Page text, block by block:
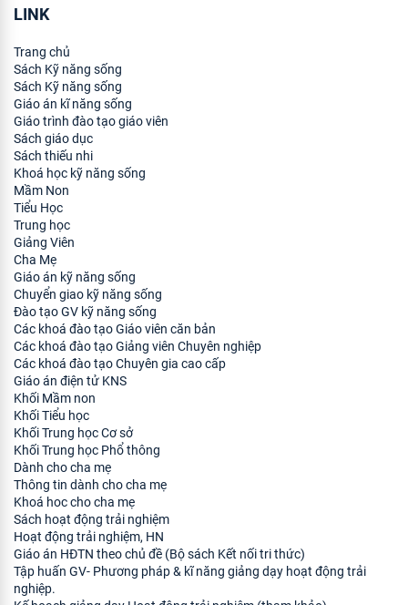
LINK
Trang chủ
Sách Kỹ năng sống
Sách Kỹ năng sống
Giáo án kĩ năng sống
Giáo trình đào tạo giáo viên
Sách giáo dục
Sách thiếu nhi
Khoá học kỹ năng sống
Mầm Non
Tiểu Học
Trung học
Giảng Viên
Cha Mẹ
Giáo án kỹ năng sống
Chuyển giao kỹ năng sống
Đào tạo GV kỹ năng sống
Các khoá đào tạo Giáo viên căn bản
Các khoá đào tạo Giảng viên Chuyên nghiệp
Các khoá đào tạo Chuyên gia cao cấp
Giáo án điện tử KNS
Khối Mầm non
Khối Tiểu học
Khối Trung học Cơ sở
Khối Trung học Phổ thông
Dành cho cha mẹ
Thông tin dành cho cha mẹ
Khoá hoc cho cha mẹ
Sách hoạt động trải nghiệm
Hoạt động trải nghiệm, HN
Giáo án HĐTN theo chủ đề (Bộ sách Kết nối tri thức)
Tập huấn GV- Phương pháp & kĩ năng giảng dạy hoạt động trải
nghiệp.